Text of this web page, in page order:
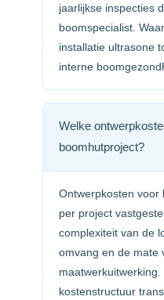
jaarlijkse inspecties
boomspecialist.
installatie ultrasone
interne
Welke
boomhutproject?
Ontwerpkosten voor
per project
complexiteit van de
omvang en de mate
kostenstructuur